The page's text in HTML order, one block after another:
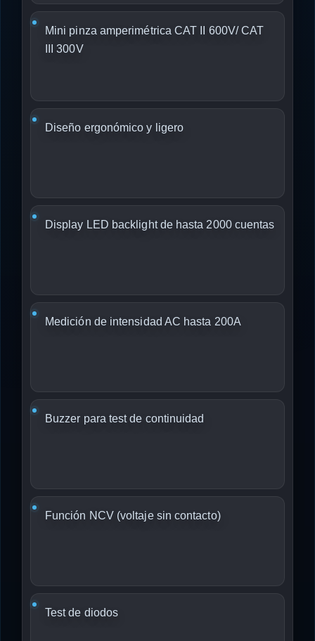
Mini pinza amperimétrica CAT II 600V/ CAT
III 300V
Diseño ergonómico y ligero
Display LED backlight de hasta 2000 cuentas
Medición de intensidad AC hasta 200A
Buzzer para test de continuidad
Función NCV (voltaje sin contacto)
Test de diodos